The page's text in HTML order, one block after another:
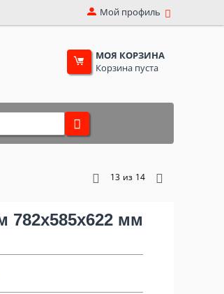
Мой профиль
МОЯ КОРЗИНА
Корзина пуста
13 из 14
мм